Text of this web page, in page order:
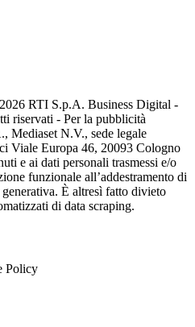
2026 RTI S.p.A. Business Digital -
riservati - Per la pubblicità
Mediaset N.V., sede legale
Viale Europa 46, 20093 Cologno
e ai dati personali trasmessi e/o
funzionale all’addestramento di
È altresì fatto divieto
di data scraping.
Policy